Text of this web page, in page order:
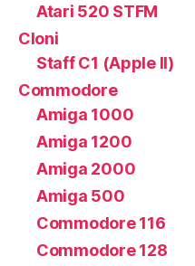
Atari 520 STFM
Cloni
Staff C1 (Apple II)
Commodore
Amiga 1000
Amiga 1200
Amiga 2000
Amiga 500
Commodore 116
Commodore 128